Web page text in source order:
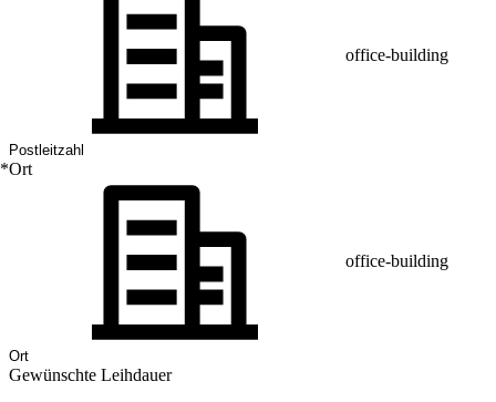
office-building
*Ort
office-building
Gewünschte Leihdauer